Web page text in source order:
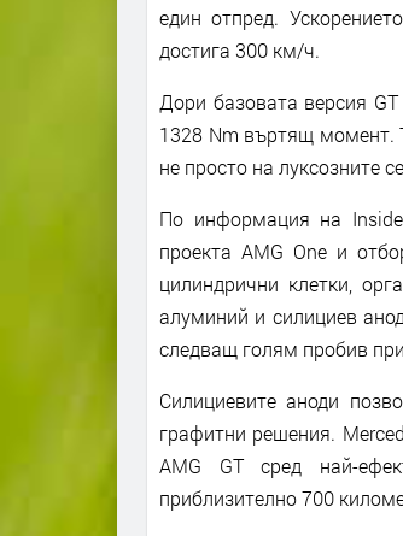
един отпред.
достига 300 км/ч.
Дори базовата версия
1328 Nm въртящ момент.
не просто на луксозните
По информация на
проекта AMG One и
цилиндрични клетки,
алуминий и силициев
следващ голям пробив
Силициевите аноди
графитни решения.
AMG GT сред най-
приблизително 700